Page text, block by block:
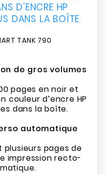
D’ENCRE HP
DANS LA BOÎTE
de gros volumes
pages en noir et
couleur d’encre HP
dans la boîte.
automatique
plusieurs pages de
impression recto-